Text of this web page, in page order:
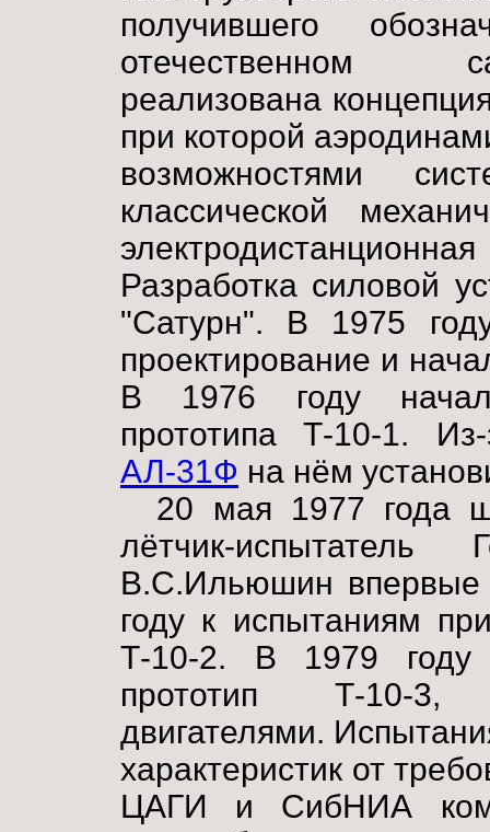
получившего
отечественном
реализована
при которой
возможностями
классической
Разработка силовой
"Сатурн". В 1975
проектирование и
В 1976 году
прототипа Т-10-1. Из-
АЛ-31Ф на нём
20 мая 1977 года
лётчик-
В.С.Ильюшин впервые
году к испытаниям
Т-10-2. В 1979 году
прототип Т-10-
двигателями.
характеристик от
ЦАГИ и СибНИА